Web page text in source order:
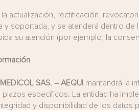
actualización, rectificación,
y soportada, y se atenderá dentro
su atención (por ejemplo, la
SAS. – AEQUI mantendrá la
específicos. La entidad ha
y disponibilidad de los datos